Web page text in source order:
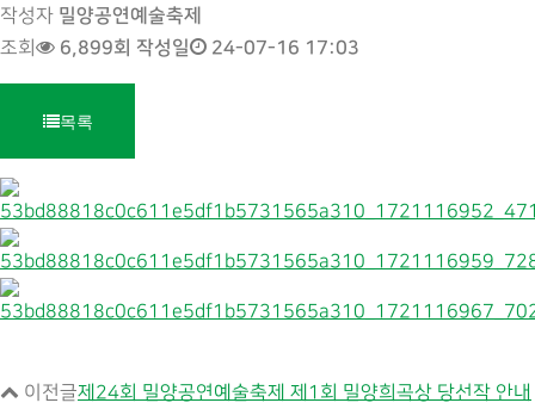
페
이
정
보
작성자 밀양공연예술축제
조회 6,899회 작성일 24-07-16 17:03
목록
본
문
이전글제24회 밀양공연예술축제 제1회 밀양희곡상 당선작 안내